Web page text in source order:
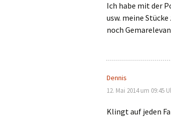
Ich habe mit der
usw. meine
noch
Dennis
12. Mai 2014 um 09:45
Klingt auf jeden